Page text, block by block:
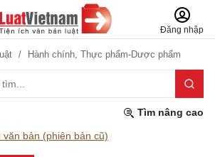
Đăng nhập
Hành chính, Thực phẩm-Dược phẩm
Tìm nâng cao
bản (phiên bản cũ)